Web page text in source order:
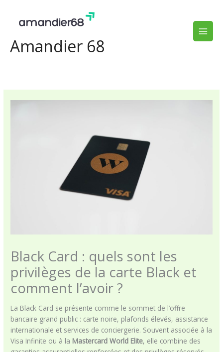
contenu
Amandier 68
Black Card : quels sont les
privilèges de la carte Black et
comment l’avoir ?
La Black Card se présente comme le sommet de l’offre
bancaire grand public : carte noire, plafonds élevés, assistance
internationale et services de conciergerie. Souvent associée à la
Visa Infinite ou à la Mastercard World Elite, elle combine des